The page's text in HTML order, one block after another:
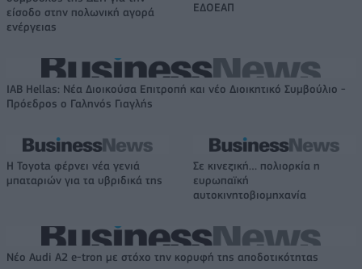
είσοδο στην πολωνική αγορά
ενέργειας
ΕΔΟΕΑΠ
IAB Hellas: Νέα Διοικούσα Επιτροπή και νέο Διοικητικό Συμβούλιο -
Πρόεδρος ο Γαληνός Γιαγλής
Η Toyota φέρνει νέα γενιά
μπαταριών για τα υβριδικά της
Σε κινεζική… πολιορκία η
ευρωπαϊκή
αυτοκινητοβιομηχανία
Νέο Audi A2 e-tron με στόχο την κορυφή της αποδοτικότητας